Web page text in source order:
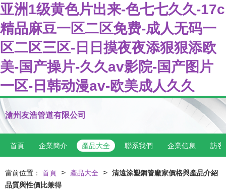
亚洲1级黄色片出来-色七七久久-17c
精品麻豆一区二区免费-成人无码一
区二区三区-日日摸夜夜添狠狠添欧
美-国产操片-久久av影院-国产图片
一区-日韩动漫av-欧美成人久久
滄州友浩管道有限公司
首頁 企業簡介 產品大全 聯系我們 企業信息 訪客
當前位置： 首頁 > 產品大全 > 清遠涂塑鋼管廠家價格與產品介紹
品質與性價比兼得